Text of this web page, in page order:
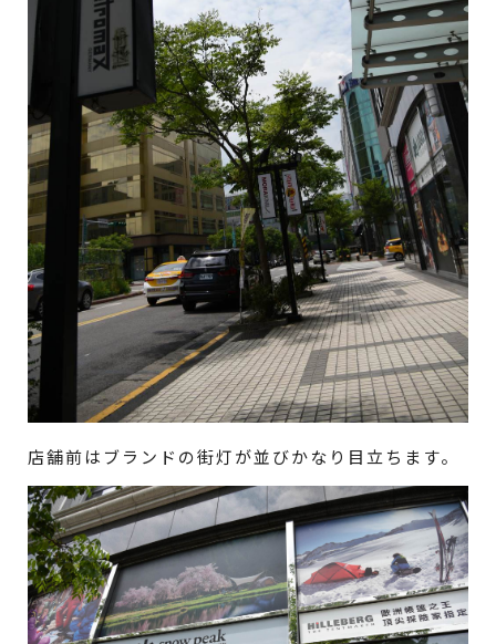
店舗前はブランドの街灯が並びかなり目立ちます。